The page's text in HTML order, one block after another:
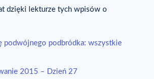
dzięki lekturze tych wpisów o
podwójnego podbródka: wszystkie
2015 – Dzień 27